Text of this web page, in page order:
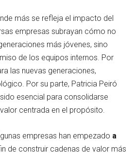
más se refleja el impacto del
empresas subrayan cómo no
más jóvenes, sino
de los equipos internos. Por
las nuevas generaciones,
Por su parte, Patricia Peiró
esencial para consolidarse
centrada en el propósito.
empresas han empezado a
de construir cadenas de valor más